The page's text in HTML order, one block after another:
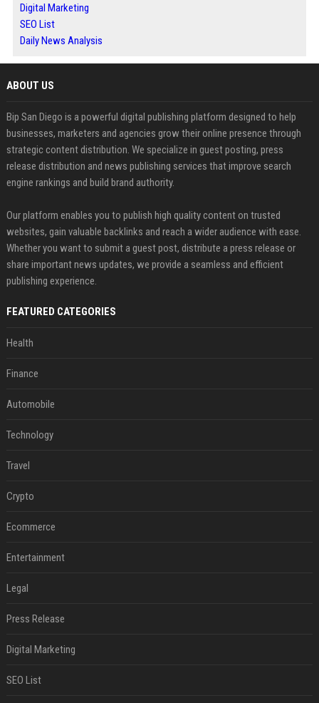
Digital Marketing
SEO List
Daily News Analysis
ABOUT US
Bip San Diego is a powerful digital publishing platform designed to help
businesses, marketers and agencies grow their online presence through
strategic content distribution. We specialize in guest posting, press
release distribution and news publishing services that improve search
engine rankings and build brand authority.
Our platform enables you to publish high quality content on trusted
websites, gain valuable backlinks and reach a wider audience with ease.
Whether you want to submit a guest post, distribute a press release or
share important news updates, we provide a seamless and efficient
publishing experience.
FEATURED CATEGORIES
Health
Finance
Automobile
Technology
Travel
Crypto
Ecommerce
Entertainment
Legal
Press Release
Digital Marketing
SEO List